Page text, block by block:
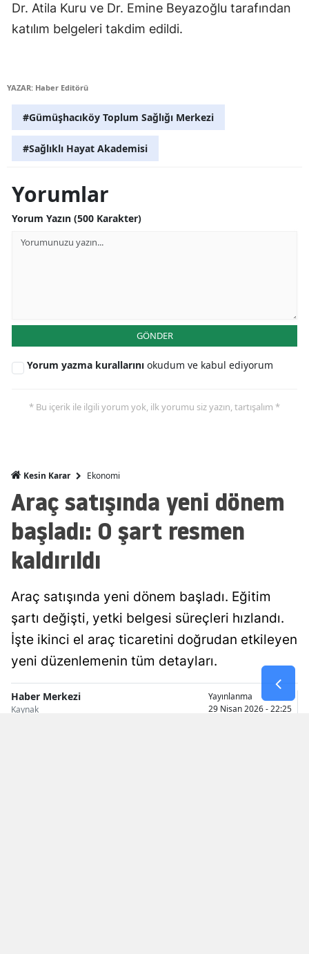
Isparta
Kars
Kütahya
Kahramanmaraş
Muş
Nevşehir
Rize
Sakarya
Samsun
Siirt
Dr. Atila Kuru ve Dr. Emine Beyazoğlu tarafından
katılım belgeleri takdim edildi.
YAZAR: Haber Editörü
#Gümüşhacıköy Toplum Sağlığı Merkezi
#Sağlıklı Hayat Akademisi
Yorumlar
Yorum Yazın (500 Karakter)
GÖNDER
Yorum yazma kurallarını okudum ve kabul ediyorum
* Bu içerik ile ilgili yorum yok, ilk yorumu siz yazın, tartışalım *
Kesin Karar Ekonomi
Araç satışında yeni dönem
başladı: O şart resmen
kaldırıldı
Araç satışında yeni dönem başladı. Eğitim
şartı değişti, yetki belgesi süreçleri hızlandı.
İşte ikinci el araç ticaretini doğrudan etkileyen
yeni düzenlemenin tüm detayları.
Haber Merkezi
Kaynak
Yayınlanma
29 Nisan 2026 - 22:25